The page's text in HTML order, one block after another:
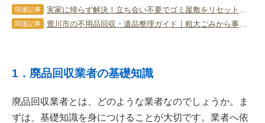
関連記事 実家に帰らず解決！立ち会い不要でゴミ屋敷をリセットする「遠隔片付け」完全ガイド
関連記事 豊川市の不用品回収・遺品整理ガイド｜粗大ごみから事業ゴミ・空き家対策まで徹底解説
1．廃品回収業者の基礎知識
廃品回収業者とは、どのような業者なのでしょうか。ま
ずは、基礎知識を身につけることが大切です。業者へ依